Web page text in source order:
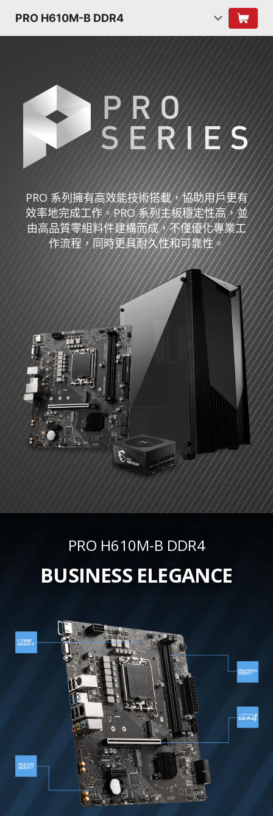
PRO H610M-B DDR4
PRO 系列擁有高效能技術搭載，協助用戶更有
效率地完成工作。PRO 系列主板穩定性高，並
由高品質零組料件建構而成，不僅優化專業工
作流程，同時更具耐久性和可靠性。
PRO H610M-B DDR4
BUSINESS ELEGANCE